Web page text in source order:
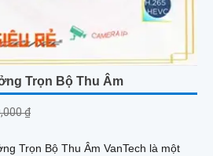
Trọn Bộ Thu Âm
₫
Trọn Bộ Thu Âm VanTech là một